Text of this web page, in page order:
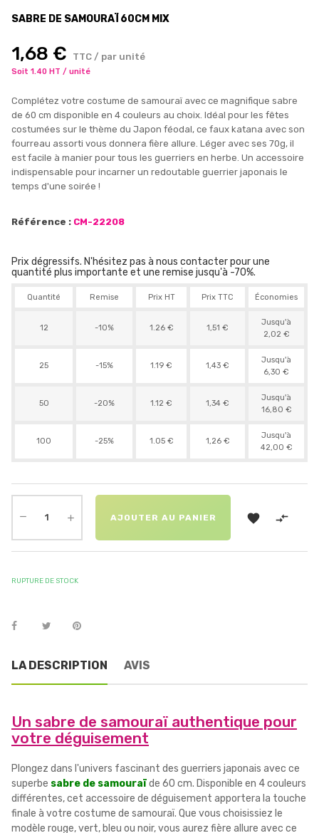
SABRE DE SAMOURAÏ 60CM MIX
1,68 € TTC / par unité
Soit 1.40 HT / unité
Complétez votre costume de samouraï avec ce magnifique sabre
de 60 cm disponible en 4 couleurs au choix. Idéal pour les fêtes
costumées sur le thème du Japon féodal, ce faux katana avec son
fourreau assorti vous donnera fière allure. Léger avec ses 70g, il
est facile à manier pour tous les guerriers en herbe. Un accessoire
indispensable pour incarner un redoutable guerrier japonais le
temps d'une soirée !
Référence : CM-22208
Prix dégressifs. N'hésitez pas à nous contacter pour une
quantité plus importante et une remise jusqu'à -70%.
Quantité Remise Prix HT Prix TTC Économies
12 -10% 1.26 € 1,51 €
Jusqu'à
2,02 €
25 -15% 1.19 € 1,43 €
Jusqu'à
6,30 €
50 -20% 1.12 € 1,34 €
Jusqu'à
16,80 €
100 -25% 1.05 € 1,26 €
Jusqu'à
42,00 €
AJOUTER AU PANIER  
RUPTURE DE STOCK
LA DESCRIPTION AVIS
Un sabre de samouraï authentique pour
votre déguisement
Plongez dans l'univers fascinant des guerriers japonais avec ce
superbe sabre de samouraïde 60 cm. Disponible en 4 couleurs
différentes, cet accessoire de déguisement apportera la touche
finale à votre costume de samouraï. Que vous choisissiez le
modèle rouge, vert, bleu ou noir, vous aurez fière allure avec ce